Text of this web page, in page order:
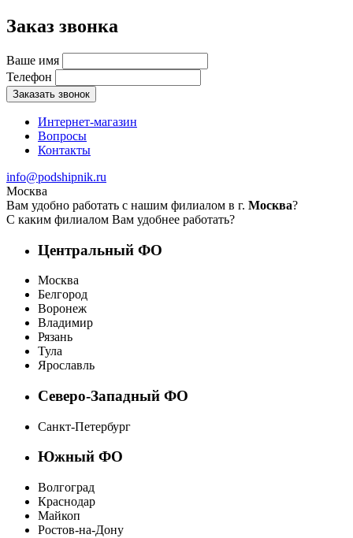
Заказ звонка
Ваше имя
Телефон
Заказать звонок
Интернет-магазин
Вопросы
Контакты
info@podshipnik.ru
Москва
Вам удобно работать с нашим филиалом в г. Москва?
С каким филиалом Вам удобнее работать?
Центральный ФО
Москва
Белгород
Воронеж
Владимир
Рязань
Тула
Ярославль
Северо-Западный ФО
Санкт-Петербург
Южный ФО
Волгоград
Краснодар
Майкоп
Ростов-на-Дону